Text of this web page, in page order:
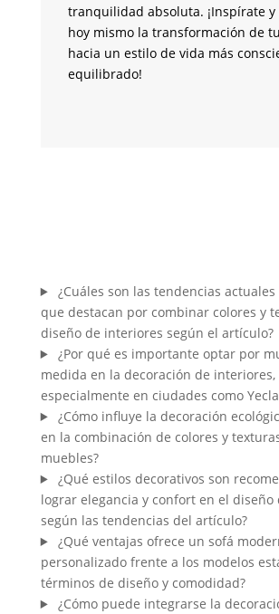
tranquilidad absoluta. ¡Inspírate y
hoy mismo la transformación de
hacia un estilo de vida más
equilibrado!
¿Cuáles son las tendencias
que destacan por combinar colores y
diseño de interiores según el artículo?
¿Por qué es importante optar por
medida en la decoración de interiores,
especialmente en ciudades como
¿Cómo influye la decoración
en la combinación de colores y
muebles?
¿Qué estilos decorativos son
lograr elegancia y confort en el diseño
según las tendencias del artículo?
¿Qué ventajas ofrece un sofá
personalizado frente a los modelos
términos de diseño y comodidad?
¿Cómo puede integrarse la